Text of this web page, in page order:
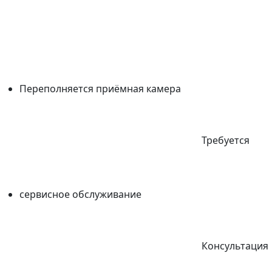
Переполняется приёмная камера
Требуется
сервисное обслуживание
Консультация